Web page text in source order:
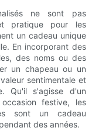
ne sont pas
pratique pour les
un cadeau unique
En incorporant des
des noms ou des
un chapeau ou un
sentimentale et
Qu'il s'agisse d'un
festive, les
sont un cadeau
des années.